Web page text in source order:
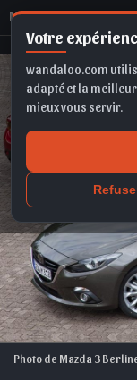
Votre
wandaloo.com
adapté et la
mieux vous servir.
Mazda 3 Berline 2014
Photo de Mazda 3